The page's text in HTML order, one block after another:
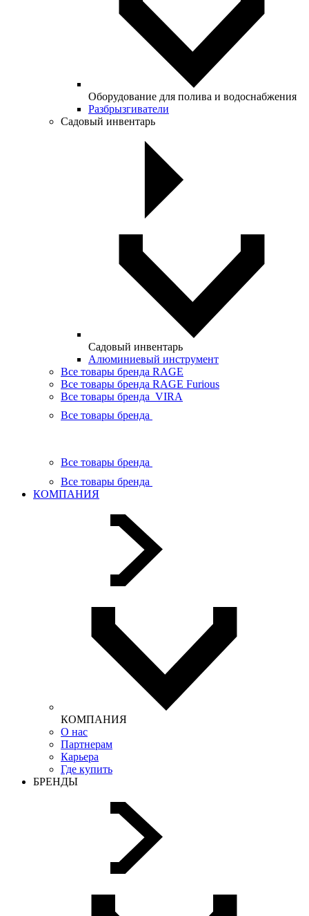
Оборудование для полива и водоснабжения
Разбрызгиватели
Садовый инвентарь
Садовый инвентарь
Алюминиевый инструмент
Все товары бренда RAGE
Все товары бренда RAGE Furious
Все товары бренда VIRA
Все товары бренда
Все товары бренда
Все товары бренда
КОМПАНИЯ
КОМПАНИЯ
О нас
Партнерам
Карьера
Где купить
БРЕНДЫ